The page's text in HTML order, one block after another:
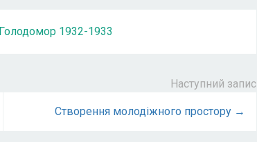
Голодомор 1932-1933
Наступний запис
Створення молодіжного простору →